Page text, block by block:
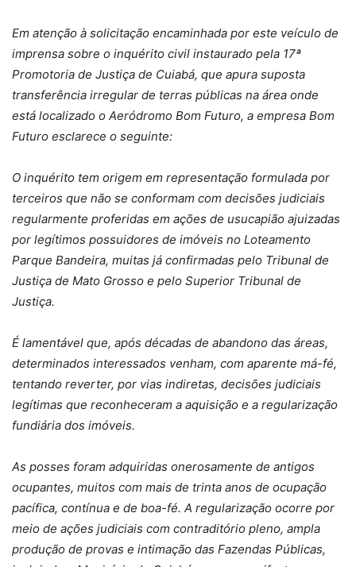
Em atenção à solicitação encaminhada por este veículo de
imprensa sobre o inquérito civil instaurado pela 17ª
Promotoria de Justiça de Cuiabá, que apura suposta
transferência irregular de terras públicas na área onde
está localizado o Aeródromo Bom Futuro, a empresa Bom
Futuro esclarece o seguinte:
O inquérito tem origem em representação formulada por
terceiros que não se conformam com decisões judiciais
regularmente proferidas em ações de usucapião ajuizadas
por legítimos possuidores de imóveis no Loteamento
Parque Bandeira, muitas já confirmadas pelo Tribunal de
Justiça de Mato Grosso e pelo Superior Tribunal de
Justiça.
É lamentável que, após décadas de abandono das áreas,
determinados interessados venham, com aparente má-fé,
tentando reverter, por vias indiretas, decisões judiciais
legítimas que reconheceram a aquisição e a regularização
fundiária dos imóveis.
As posses foram adquiridas onerosamente de antigos
ocupantes, muitos com mais de trinta anos de ocupação
pacífica, contínua e de boa-fé. A regularização ocorre por
meio de ações judiciais com contraditório pleno, ampla
produção de provas e intimação das Fazendas Públicas,